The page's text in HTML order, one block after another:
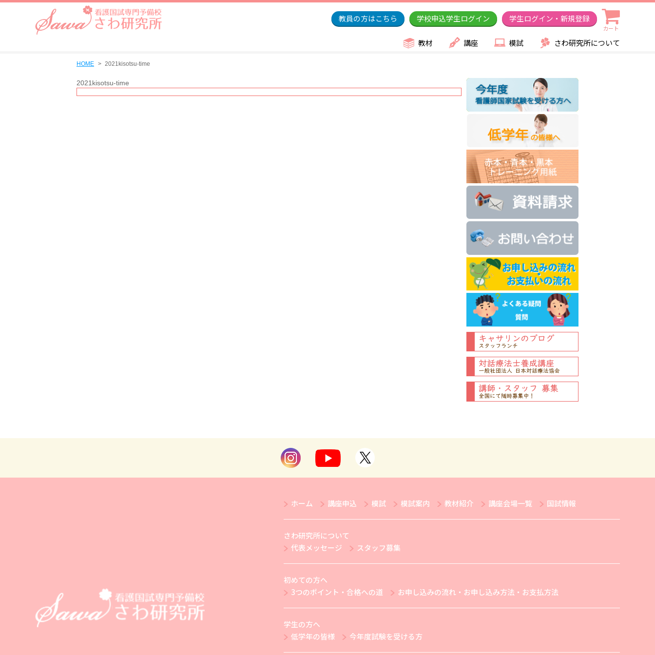
教員の方はこちら 学校申込学生ログイン 学生ログイン・新規登録
カート
教材 講座 模試 さわ研究所について
HOME 2021kisotsu-time
2021kisotsu-time
ホーム 講座申込 模試 模試案内 教材紹介 講座会場一覧 国試情報
さわ研究所について
代表メッセージ
スタッフ募集
初めての方へ
3つのポイント・合格への道
お申し込みの流れ・お申し込み方法・お支払方法
学生の方へ
低学年の皆様
今年度試験を受ける方